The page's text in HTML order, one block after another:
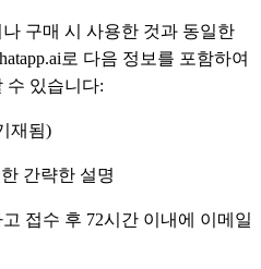
구매 시 사용한 것과 동일한
로 다음 정보를 포함하여
수 있습니다:
재됨)
간략한 설명
접수 후 72시간 이내에 이메일